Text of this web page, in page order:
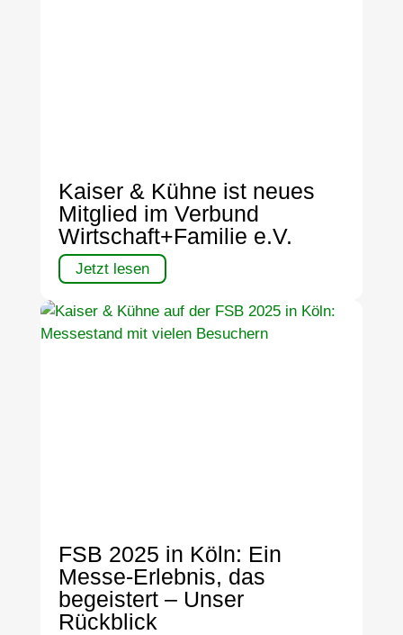
Kaiser & Kühne ist neues
Mitglied im Verbund
Wirtschaft+Familie e.V.
Jetzt lesen
FSB 2025 in Köln: Ein
Messe-Erlebnis, das
begeistert – Unser
Rückblick